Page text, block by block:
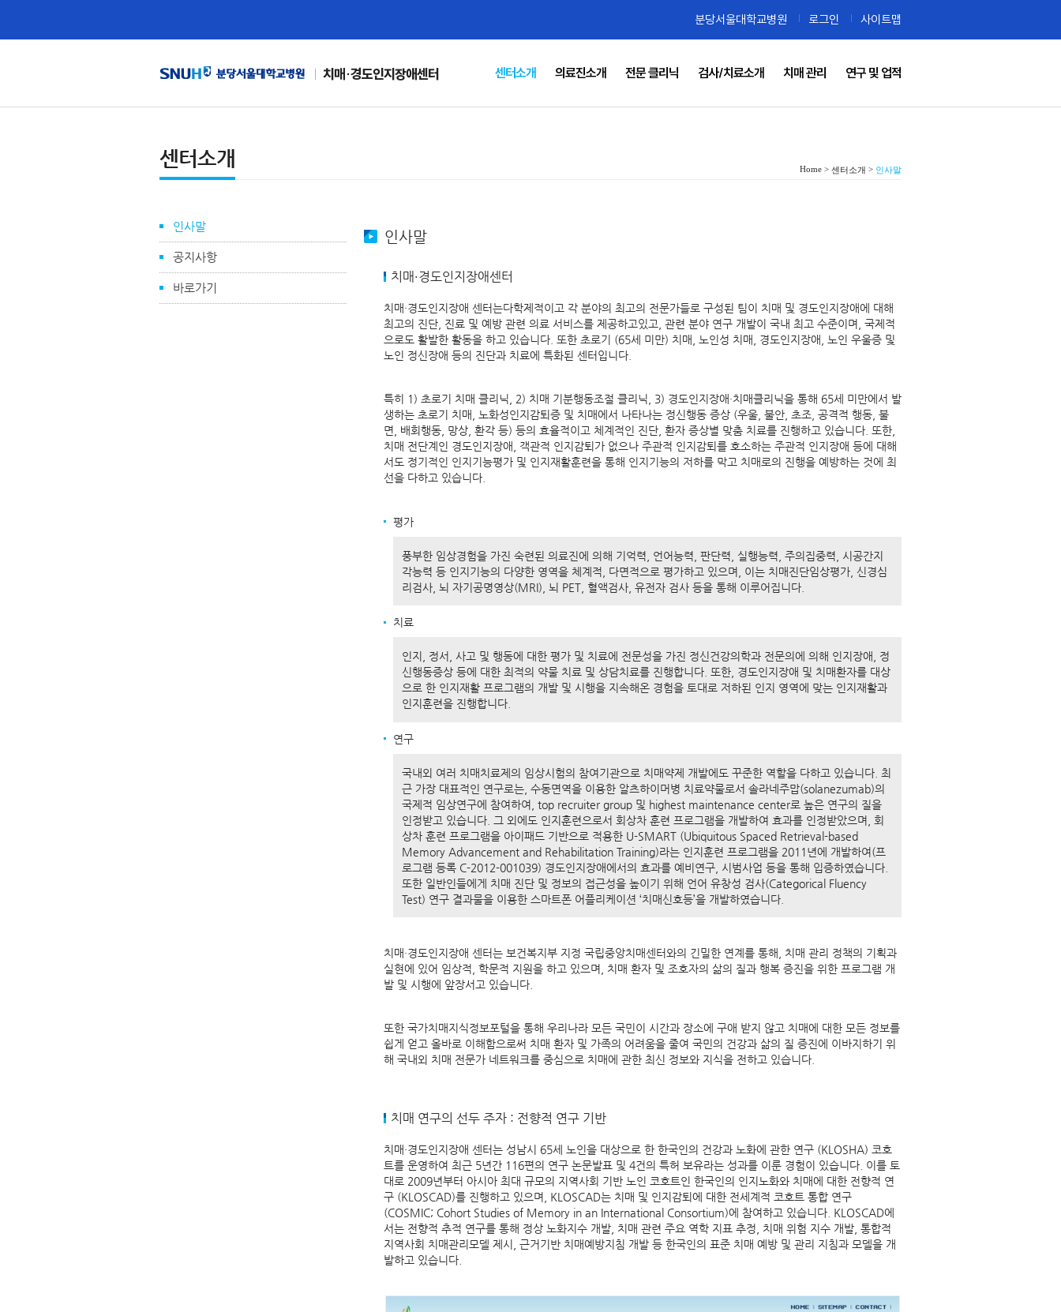
치매·경도인지장애센터
분당서울대학교병원 로그인 사이트맵
센터소개 의료진소개 전문 클리닉 검사/치료소개 치매 관리 연구 및 업적
센터소개 Home > 센터소개 > 인사말
인사말
공지사항
바로가기
인사말
치매·경도인지장애센터
치매·경도인지장애 센터는다학제적이고 각 분야의 최고의 전문가들로 구성된 팀이 치매 및 경도인지장애에 대해
최고의 진단, 진료 및 예방 관련 의료 서비스를 제공하고있고, 관련 분야 연구 개발이 국내 최고 수준이며, 국제적
으로도 활발한 활동을 하고 있습니다. 또한 초로기 (65세 미만) 치매, 노인성 치매, 경도인지장애, 노인 우울증 및
노인 정신장애 등의 진단과 치료에 특화된 센터입니다.
특히 1) 초로기 치매 클리닉, 2) 치매 기분행동조절 클리닉, 3) 경도인지장애·치매클리닉을 통해 65세 미만에서 발
생하는 초로기 치매, 노화성인지감퇴증 및 치매에서 나타나는 정신행동 증상 (우울, 불안, 초조, 공격적 행동, 불
면, 배회행동, 망상, 환각 등) 등의 효율적이고 체계적인 진단, 환자 증상별 맞춤 치료를 진행하고 있습니다. 또한,
치매 전단계인 경도인지장애, 객관적 인지감퇴가 없으나 주관적 인지감퇴를 호소하는 주관적 인지장애 등에 대해
서도 정기적인 인지기능평가 및 인지재활훈련을 통해 인지기능의 저하를 막고 치매로의 진행을 예방하는 것에 최
선을 다하고 있습니다.
평가
풍부한 임상경험을 가진 숙련된 의료진에 의해 기억력, 언어능력, 판단력, 실행능력, 주의집중력, 시공간지
각능력 등 인지기능의 다양한 영역을 체계적, 다면적으로 평가하고 있으며, 이는 치매진단임상평가, 신경심
리검사, 뇌 자기공명영상(MRI), 뇌 PET, 혈액검사, 유전자 검사 등을 통해 이루어집니다.
치료
인지, 정서, 사고 및 행동에 대한 평가 및 치료에 전문성을 가진 정신건강의학과 전문의에 의해 인지장애, 정
신행동증상 등에 대한 최적의 약물 치료 및 상담치료를 진행합니다. 또한, 경도인지장애 및 치매환자를 대상
으로 한 인지재활 프로그램의 개발 및 시행을 지속해온 경험을 토대로 저하된 인지 영역에 맞는 인지재활과
인지훈련을 진행합니다.
연구
국내외 여러 치매치료제의 임상시험의 참여기관으로 치매약제 개발에도 꾸준한 역할을 다하고 있습니다. 최
근 가장 대표적인 연구로는, 수동면역을 이용한 알츠하이머병 치료약물로서 솔라네주맙(solanezumab)의
국제적 임상연구에 참여하여, top recruiter group 및 highest maintenance center로 높은 연구의 질을
인정받고 있습니다. 그 외에도 인지훈련으로서 회상차 훈련 프로그램을 개발하여 효과를 인정받았으며, 회
상차 훈련 프로그램을 아이패드 기반으로 적용한 U-SMART (Ubiquitous Spaced Retrieval-based
Memory Advancement and Rehabilitation Training)라는 인지훈련 프로그램을 2011년에 개발하여(프
로그램 등록 C-2012-001039) 경도인지장애에서의 효과를 예비연구, 시범사업 등을 통해 입증하였습니다.
또한 일반인들에게 치매 진단 및 정보의 접근성을 높이기 위해 언어 유창성 검사(Categorical Fluency
Test) 연구 결과물을 이용한 스마트폰 어플리케이션 ‘치매신호등’을 개발하였습니다.
치매·경도인지장애 센터는 보건복지부 지정 국립중앙치매센터와의 긴밀한 연계를 통해, 치매 관리 정책의 기획과
실현에 있어 임상적, 학문적 지원을 하고 있으며, 치매 환자 및 조호자의 삶의 질과 행복 증진을 위한 프로그램 개
발 및 시행에 앞장서고 있습니다.
또한 국가치매지식정보포털을 통해 우리나라 모든 국민이 시간과 장소에 구애 받지 않고 치매에 대한 모든 정보를
쉽게 얻고 올바로 이해함으로써 치매 환자 및 가족의 어려움을 줄여 국민의 건강과 삶의 질 증진에 이바지하기 위
해 국내외 치매 전문가 네트워크를 중심으로 치매에 관한 최신 정보와 지식을 전하고 있습니다.
치매 연구의 선두 주자 : 전향적 연구 기반
치매·경도인지장애 센터는 성남시 65세 노인을 대상으로 한 한국인의 건강과 노화에 관한 연구 (KLOSHA) 코호
트를 운영하여 최근 5년간 116편의 연구 논문발표 및 4건의 특허 보유라는 성과를 이룬 경험이 있습니다. 이를 토
대로 2009년부터 아시아 최대 규모의 지역사회 기반 노인 코호트인 한국인의 인지노화와 치매에 대한 전향적 연
구 (KLOSCAD)를 진행하고 있으며, KLOSCAD는 치매 및 인지감퇴에 대한 전세계적 코호트 통합 연구
(COSMIC; Cohort Studies of Memory in an International Consortium)에 참여하고 있습니다. KLOSCAD에
서는 전향적 추적 연구를 통해 정상 노화지수 개발, 치매 관련 주요 역학 지표 추정, 치매 위험 지수 개발, 통합적
지역사회 치매관리모델 제시, 근거기반 치매예방지침 개발 등 한국인의 표준 치매 예방 및 관리 지침과 모델을 개
발하고 있습니다.